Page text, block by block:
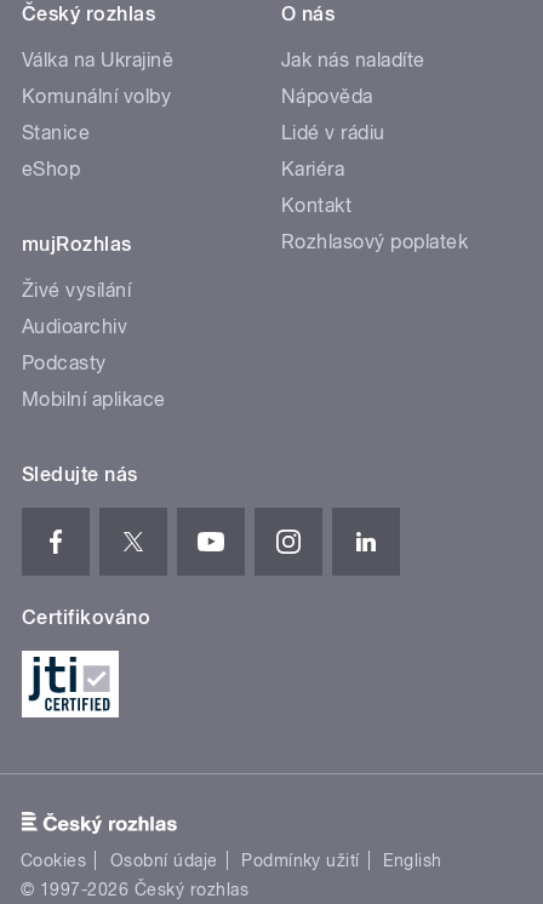
Český rozhlas
Válka na Ukrajině
Komunální volby
Stanice
eShop
mujRozhlas
Živé vysílání
Audioarchiv
Podcasty
Mobilní aplikace
O nás
Jak nás naladíte
Nápověda
Lidé v rádiu
Kariéra
Kontakt
Rozhlasový poplatek
Sledujte nás
Certifikováno
Cookies Osobní údaje Podmínky užití
English
© 1997-2026 Český rozhlas